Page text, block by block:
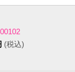
(税込)